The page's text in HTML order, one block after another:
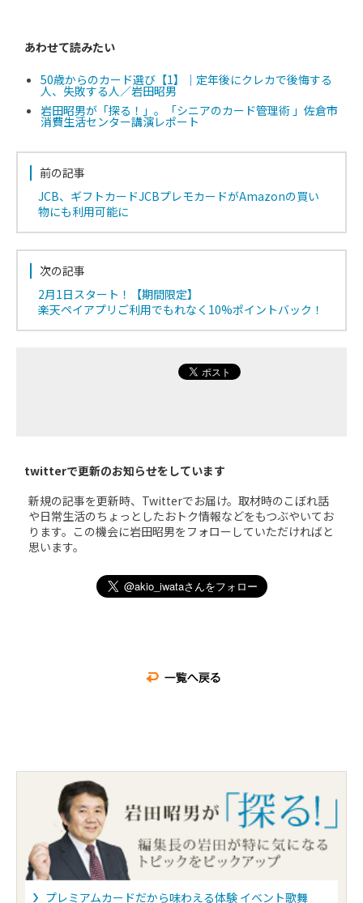
あわせて読みたい
50歳からのカード選び【1】｜定年後にクレカで後悔する
人、失敗する人／岩田昭男
岩田昭男が「探る！」。「シニアのカード管理術 」佐倉市
消費生活センター講演レポート
前の記事
JCB、ギフトカードJCBプレモカードがAmazonの買い
物にも利用可能に
次の記事
2月1日スタート！【期間限定】
楽天ペイアプリご利用でもれなく10%ポイントバック！
twitterで更新のお知らせをしています
新規の記事を更新時、Twitterでお届け。取材時のこぼれ話
や日常生活のちょっとしたおトク情報などをもつぶやいてお
ります。この機会に岩田昭男をフォローしていただければと
思います。
プレミアムカードだから味わえる体験 イベント歌舞